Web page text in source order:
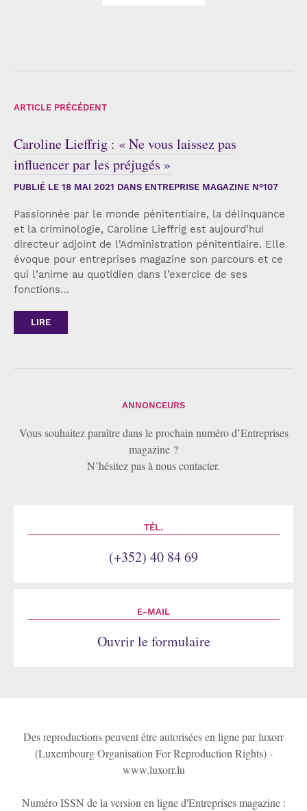
ARTICLE PRÉCÉDENT
Caroline Lieffrig : « Ne vous laissez pas
influencer par les préjugés »
PUBLIÉ LE 18 MAI 2021 DANS ENTREPRISE MAGAZINE N°107
Passionnée par le monde pénitentiaire, la délinquance
et la criminologie, Caroline Lieffrig est aujourd’hui
directeur adjoint de l'Administration pénitentiaire. Elle
évoque pour entreprises magazine son parcours et ce
qui l’anime au quotidien dans l’exercice de ses
fonctions…
LIRE
ANNONCEURS
Vous souhaitez paraître dans le prochain numéro d’Entreprises
magazine ?
N’hésitez pas à nous contacter.
TÉL.
(+352) 40 84 69
E-MAIL
Ouvrir le formulaire
Des reproductions peuvent être autorisées en ligne par luxorr
(Luxembourg Organisation For Reproduction Rights) -
www.luxorr.lu
Numéro ISSN de la version en ligne d'Entreprises magazine :